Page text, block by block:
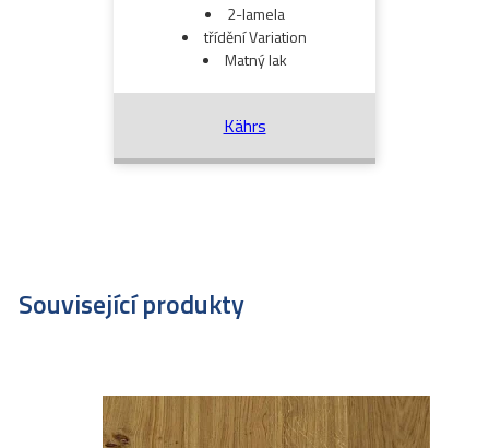
2-lamela
třídění Variation
Matný lak
Kährs
Související produkty